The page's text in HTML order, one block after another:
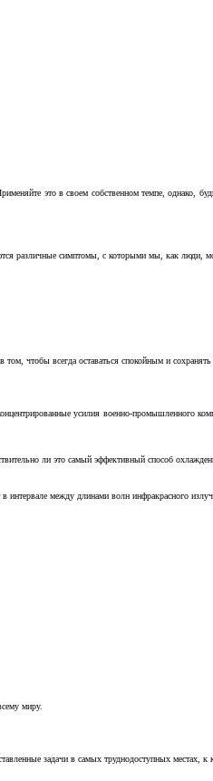
это в своем собственном темпе, однако,
различные симптомы, с которыми мы, как люди,
чтобы всегда оставаться спокойным и
усилия военно-промышленного
ли это самый эффективный способ
между длинами волн инфракрасного
миру.
задачи в самых труднодоступных местах, к